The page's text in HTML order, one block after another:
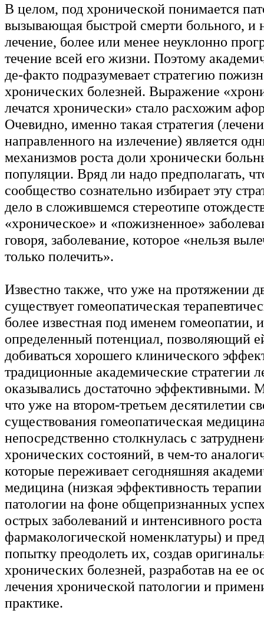
В целом, под хронической понимается
вызывающая быстрой смерти больного, и
лечение, более или менее неуклонно
течение всей его жизни. Поэтому
де-факто подразумевает стратегию
хронических болезней. Выражение
лечатся хронически» стало расхожим
Очевидно, именно такая стратегия
направленного на излечение) является
механизмов роста доли хронически
популяции. Вряд ли надо предполагать,
сообщество сознательно избирает эту
дело в сложившемся стереотипе
«хроническое» и «пожизненное»
говоря, заболевание, которое «нельзя
только полечить».
Известно также, что уже на протяжении
существует гомеопатическая
более известная под именем гомеопатии,
определенный потенциал, позволяющий
добиваться хорошего клинического
традиционные академические стратегии
оказывались достаточно эффективными.
что уже на втором-третьем десятилетии
существования гомеопатическая
непосредственно столкнулась с
хронических состояний, в чем-то
которые переживает сегодняшняя
медицина (низкая эффективность
патологии на фоне общепризнанных
острых заболеваний и интенсивного роста
фармакологической номенклатуры) и
попытку преодолеть их, создав
хронических болезней, разработав на ее
лечения хронической патологии и
практике.